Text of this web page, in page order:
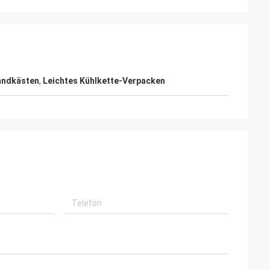
mit hoher
, Leichtes Kühlkette-Verpacken